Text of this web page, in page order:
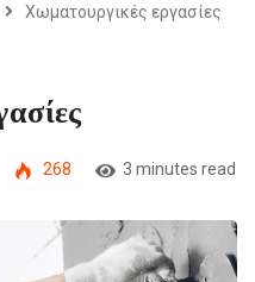
Χωματουργικές εργασίες
268 3 minutes read